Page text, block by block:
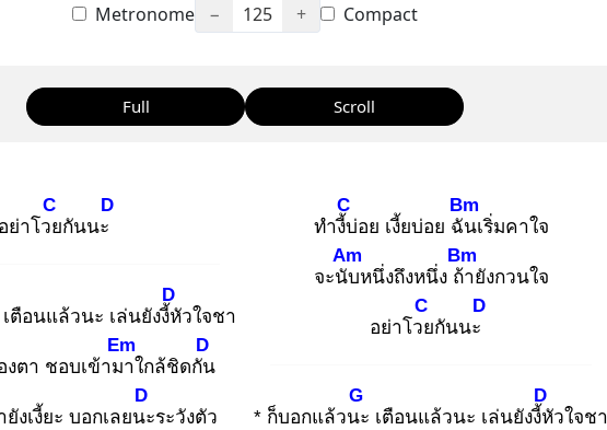
Metronome − 125 + Compact
Full Scroll
ย่าโวย
C
กันนะ
D
ตือนแล้วนะ เล่นยังงี้หั
D
วใจชา
งตา ชอบเข้ามา
Em
ใกล้ชิดกัน
D
งเงี้ยะ บอกเลยนะ
D
ระวังตัว
ทำงี้บ่
C
อย เงี้ยบ่อย ฉัน
Bm
เริ่มคาใจ
จะนับ
Am
หนึ่งถึงหนึ่ง ถ้า
Bm
ยังกวนใจ
อย่าโวย
C
กันนะ
D
* ก็บอกแล้วนะ
G
เตือนแล้วนะ เล่นยังงี้หั
D
วใจชา